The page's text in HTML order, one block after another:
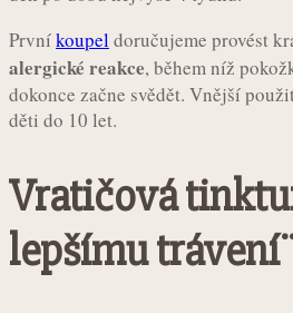
Prvníkoupel doručujeme provést
alergické reakce, během níž
dokonce začne svědět. Vnější
děti do 10 let.
Vratičová
lepšímu